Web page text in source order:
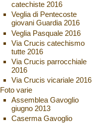
catechiste 2016
Veglia di Pentecoste
giovani Guardia 2016
Veglia Pasquale 2016
Via Crucis catechismo
tutte 2016
Via Crucis parrocchiale
2016
Via Crucis vicariale 2016
Foto varie
Assemblea Gavoglio
giugno 2013
Caserma Gavoglio